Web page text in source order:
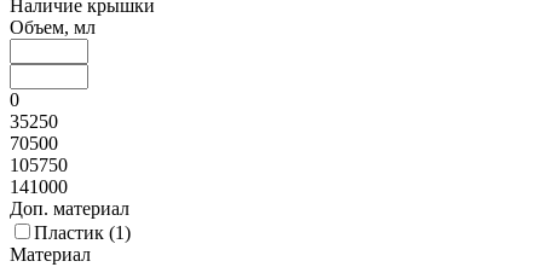
Наличие крышки
Объем, мл
0
35250
70500
105750
141000
Доп. материал
Пластик (1)
Материал